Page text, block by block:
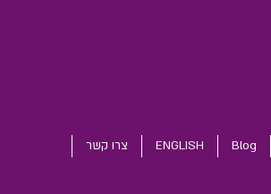
Blog
ENGLISH צרו קשר